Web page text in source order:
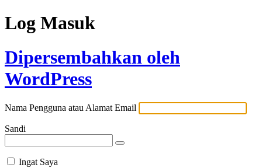
Log Masuk
Dipersembahkan oleh
WordPress
Nama Pengguna atau Alamat Email
Sandi
Ingat Saya